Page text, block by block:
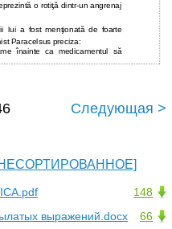
o rotiţă dintr-un angrenaj
lui a fost menţionată de foarte
Paracelsus preciza:
înainte ca medicamentul să
Следующая >
148
66
выражений.docx